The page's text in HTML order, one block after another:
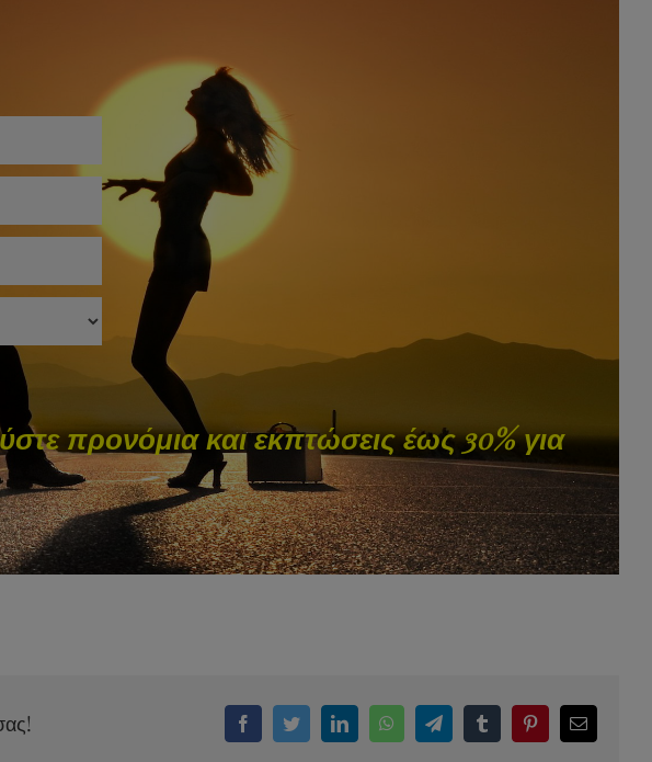
προνόμια και εκπτώσεις έως 30% για
FacebookTwitterLinkedInWhatsAppTelegramTumblrPinterestEmail